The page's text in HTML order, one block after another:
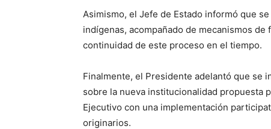
Asimismo, el Jefe de Estado informó que
indígenas, acompañado de mecanismos
continuidad de este proceso en el tiempo.
Finalmente, el Presidente adelantó que se
sobre la nueva institucionalidad propuesta
Ejecutivo con una implementación
originarios.